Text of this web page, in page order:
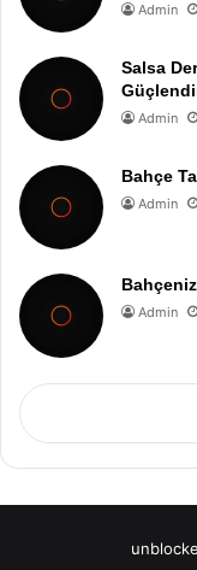
Admin
Salsa
Admin
Bahçe
Admin
Admin